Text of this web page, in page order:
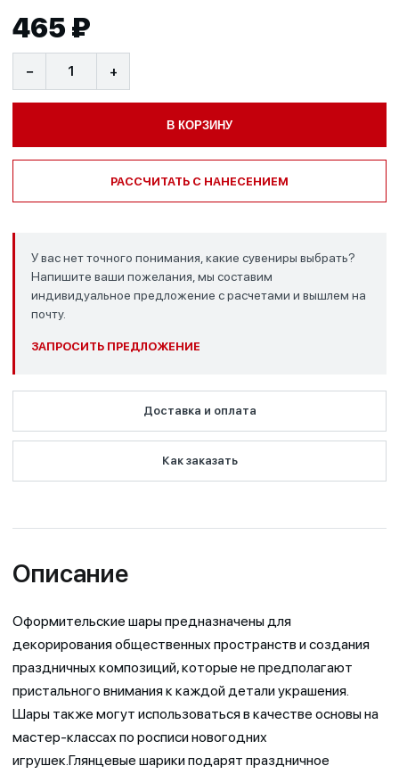
465 ₽
− +
В КОРЗИНУ
РАССЧИТАТЬ С НАНЕСЕНИЕМ
У вас нет точного понимания, какие сувениры выбрать?
Напишите ваши пожелания, мы составим
индивидуальное предложение с расчетами и вышлем на
почту.
ЗАПРОСИТЬ ПРЕДЛОЖЕНИЕ
Доставка и оплата
Как заказать
Описание
Оформительские шары предназначены для
декорирования общественных пространств и создания
праздничных композиций, которые не предполагают
пристального внимания к каждой детали украшения.
Шары также могут использоваться в качестве основы на
мастер-классах по росписи новогодних
игрушек.Глянцевые шарики подарят праздничное